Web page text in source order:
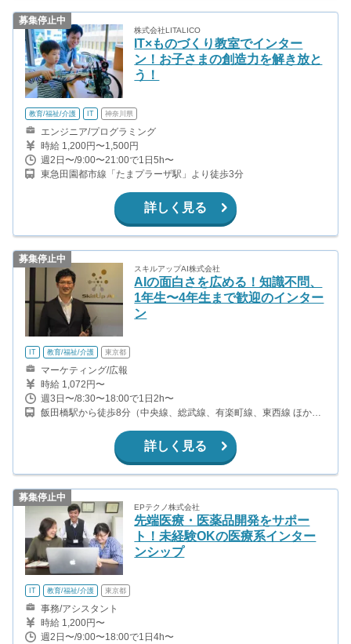
募集停止中
株式会社LITALICO
IT×ものづくり教室でインター
ン！お子さまの創造力を解き放と
う！
教育/福祉/介護 IT 神奈川県
エンジニア/プログラミング
時給 1,200円〜1,500円
週2日〜/9:00〜21:00で1日5h〜
東急田園都市線「たまプラーザ駅」より徒歩3分
詳しく見る
募集停止中
スキルアップAI株式会社
AIの面白さを広める！知識不問、
1年生〜4年生まで歓迎のインター
ン
IT 教育/福祉/介護 東京都
マーケティング/広報
時給 1,072円〜
週3日〜/8:30〜18:00で1日2h〜
飯田橋駅から徒歩8分（中央線、総武線、有楽町線、東西線 ほか）
ら徒歩9分(半蔵門線、東西線、都営新宿線)
詳しく見る
募集停止中
EPテクノ株式会社
先端医療・医薬品開発をサポー
ト！未経験OKの医療系インター
ンシップ
IT 教育/福祉/介護 東京都
事務/アシスタント
時給 1,200円〜
週2日〜/9:00〜18:00で1日4h〜